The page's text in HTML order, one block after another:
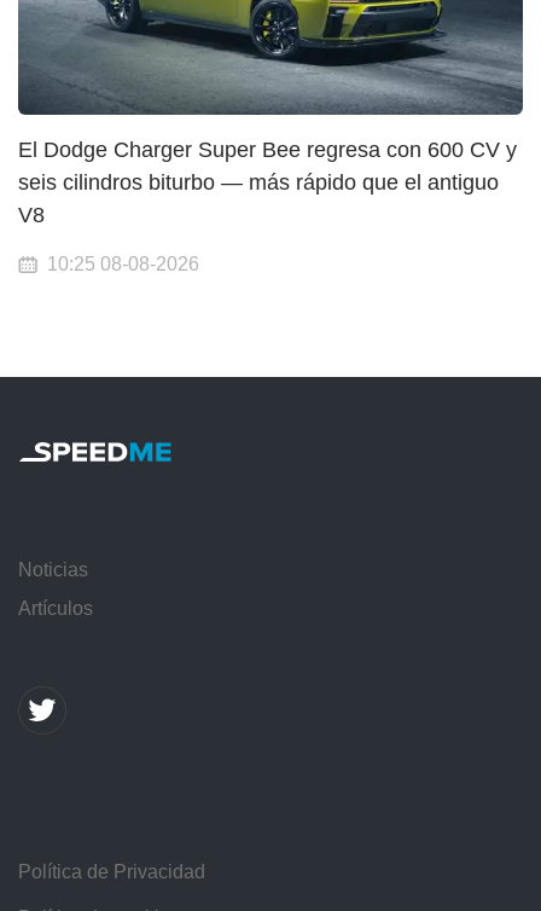
El Dodge Charger Super Bee regresa con 600 CV y
seis cilindros biturbo — más rápido que el antiguo
V8
10:25 08-08-2026
Noticias
Artículos
Política de Privacidad